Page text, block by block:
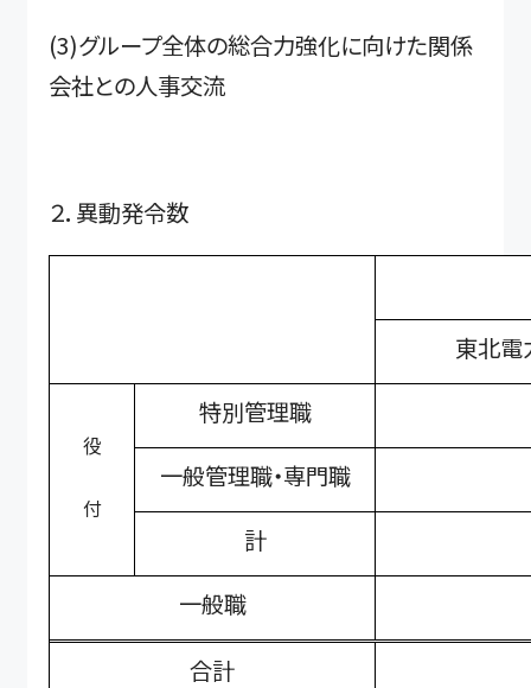
(3)グループ全体の総合力強化に向けた関係
会社との人事交流
２．異動発令数
東北電
役
付
特別管理職
一般管理職・専門職
計
一般職
合計